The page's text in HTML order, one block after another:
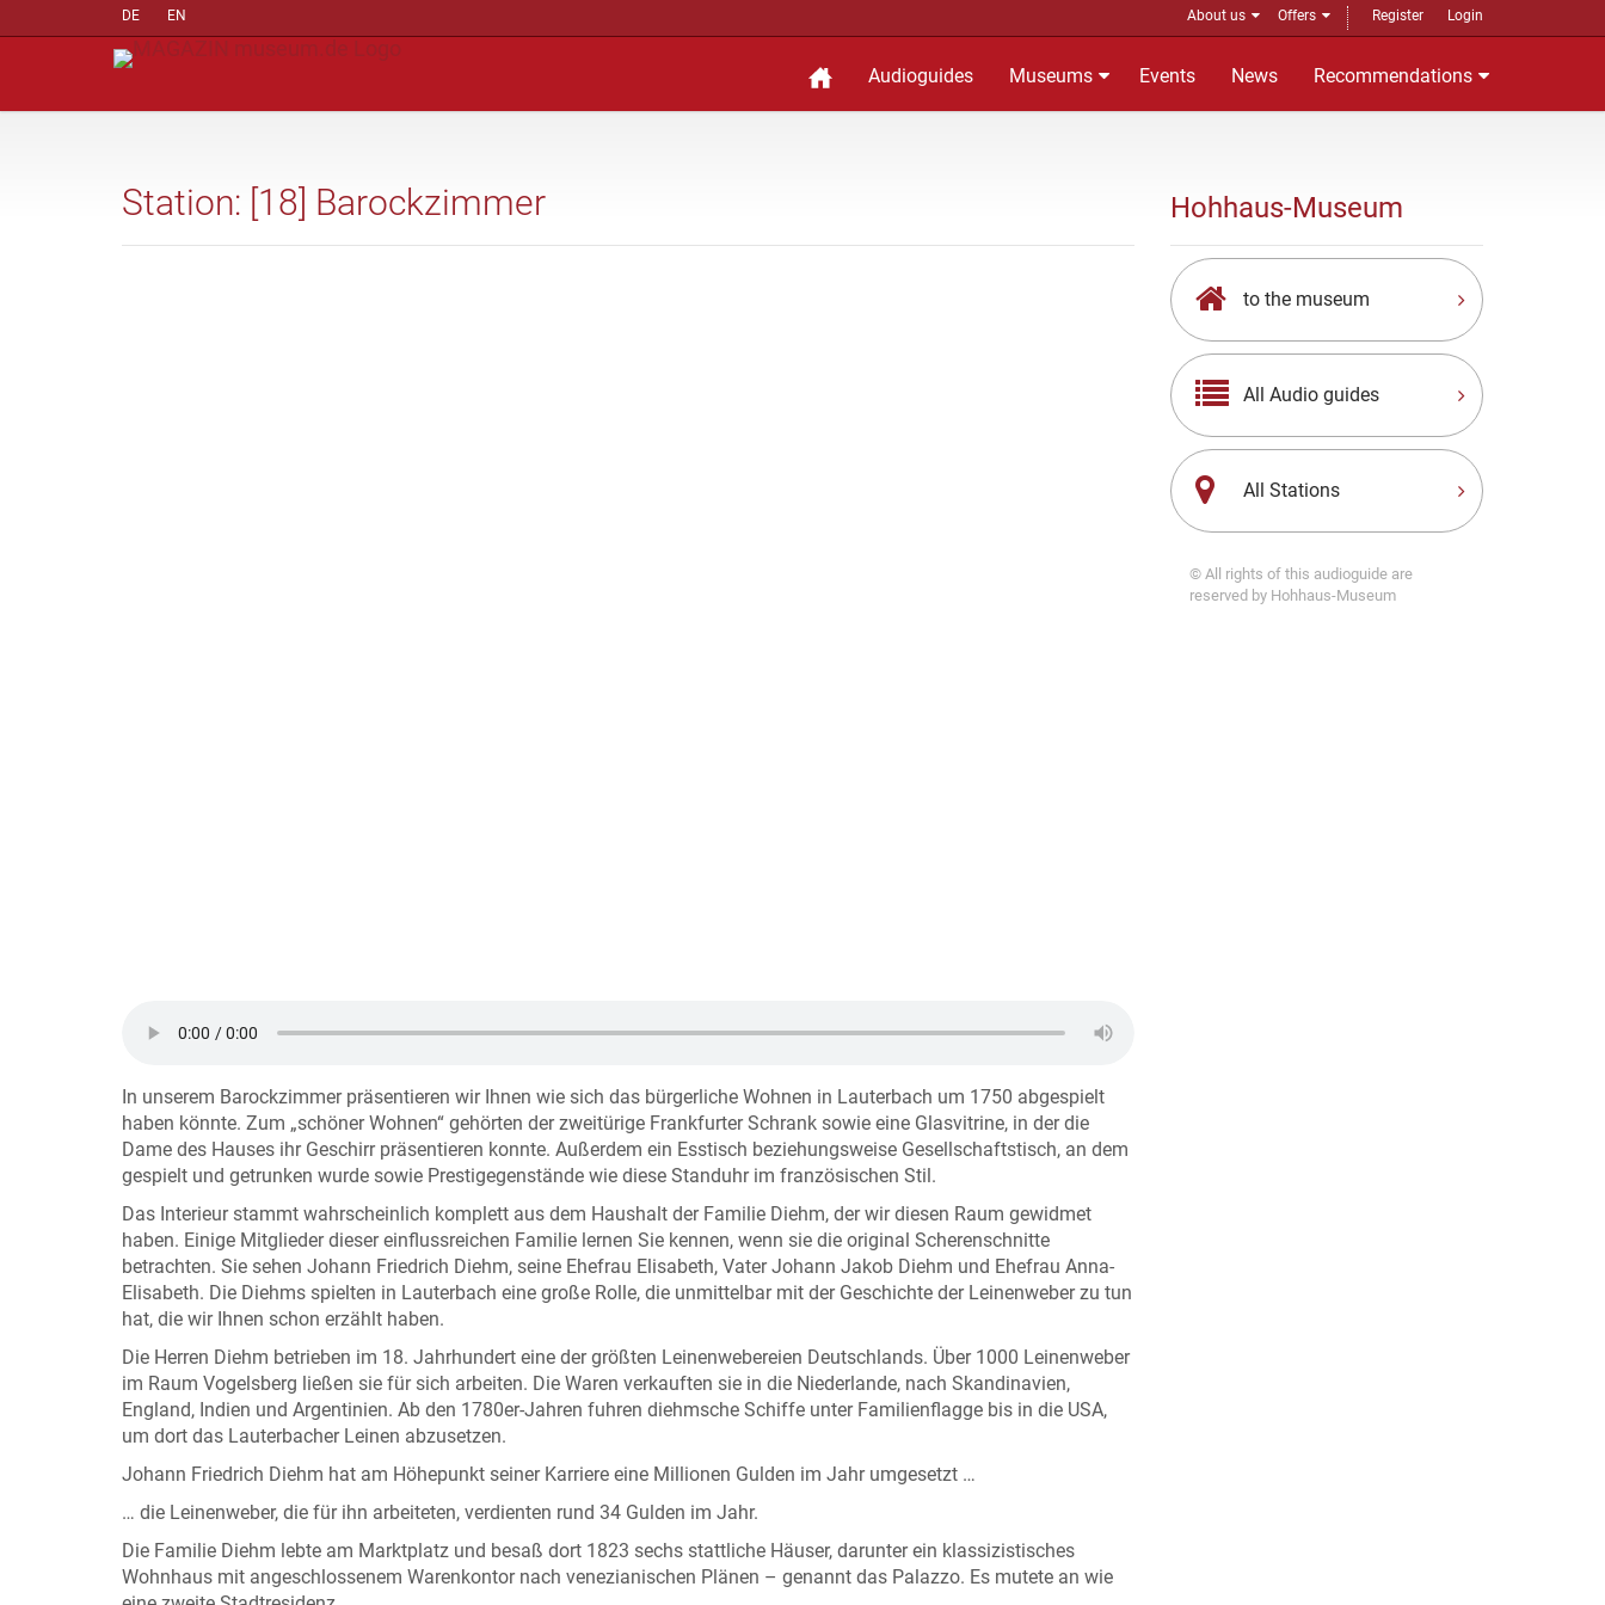
DE EN About us Offers Register Login
Audioguides Museums Events News Recommendations
Station: [18] Barockzimmer
In unserem Barockzimmer präsentieren wir Ihnen wie sich das bürgerliche Wohnen in Lauterbach um 1750 abgespielt
haben könnte. Zum „schöner Wohnen“ gehörten der zweitürige Frankfurter Schrank sowie eine Glasvitrine, in der die
Dame des Hauses ihr Geschirr präsentieren konnte. Außerdem ein Esstisch beziehungsweise Gesellschaftstisch, an dem
gespielt und getrunken wurde sowie Prestigegenstände wie diese Standuhr im französischen Stil.
Das Interieur stammt wahrscheinlich komplett aus dem Haushalt der Familie Diehm, der wir diesen Raum gewidmet
haben. Einige Mitglieder dieser einflussreichen Familie lernen Sie kennen, wenn sie die original Scherenschnitte
betrachten. Sie sehen Johann Friedrich Diehm, seine Ehefrau Elisabeth, Vater Johann Jakob Diehm und Ehefrau Anna-
Elisabeth. Die Diehms spielten in Lauterbach eine große Rolle, die unmittelbar mit der Geschichte der Leinenweber zu tun
hat, die wir Ihnen schon erzählt haben.
Die Herren Diehm betrieben im 18. Jahrhundert eine der größten Leinenwebereien Deutschlands. Über 1000 Leinenweber
im Raum Vogelsberg ließen sie für sich arbeiten. Die Waren verkauften sie in die Niederlande, nach Skandinavien,
England, Indien und Argentinien. Ab den 1780er-Jahren fuhren diehmsche Schiffe unter Familienflagge bis in die USA,
um dort das Lauterbacher Leinen abzusetzen.
Johann Friedrich Diehm hat am Höhepunkt seiner Karriere eine Millionen Gulden im Jahr umgesetzt …
… die Leinenweber, die für ihn arbeiteten, verdienten rund 34 Gulden im Jahr.
Die Familie Diehm lebte am Marktplatz und besaß dort 1823 sechs stattliche Häuser, darunter ein klassizistisches
Wohnhaus mit angeschlossenem Warenkontor nach venezianischen Plänen – genannt das Palazzo. Es mutete an wie
Hohhaus-Museum
to the museum
All Audio guides
All Stations
© All rights of this audioguide are
reserved by Hohhaus-Museum